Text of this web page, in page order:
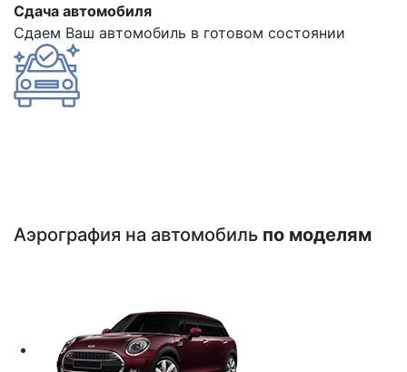
Сдача автомобиля
Сдаем Ваш автомобиль в готовом состоянии
Аэрография на автомобиль по моделям